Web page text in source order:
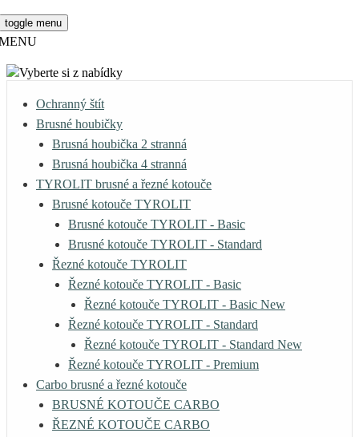
toggle menu
Vyberte si z nabídky
Ochranný štít
Brusné houbičky
Brusná houbička 2 stranná
Brusná houbička 4 stranná
TYROLIT brusné a řezné kotouče
Brusné kotouče TYROLIT
Brusné kotouče TYROLIT - Basic
Brusné kotouče TYROLIT - Standard
Řezné kotouče TYROLIT
Řezné kotouče TYROLIT - Basic
Řezné kotouče TYROLIT - Basic New
Řezné kotouče TYROLIT - Standard
Řezné kotouče TYROLIT - Standard New
Řezné kotouče TYROLIT - Premium
Carbo brusné a řezné kotouče
BRUSNÉ KOTOUČE CARBO
ŘEZNÉ KOTOUČE CARBO